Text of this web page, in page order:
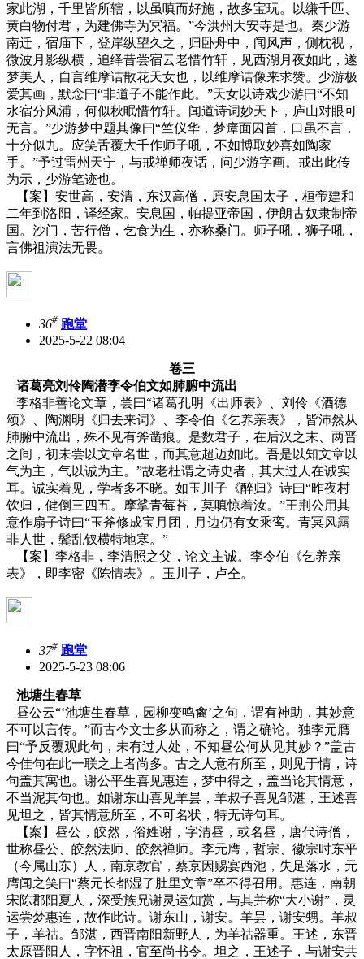
家此湖，千里皆所辖，以虽嗔而好施，故多宝玩。以缣千匹、
黄白物付君，为建佛寺为冥福。”今洪州大安寺是也。秦少游
南迁，宿庙下，登岸纵望久之，归卧舟中，闻风声，侧枕视，
微波月影纵横，追绎昔尝宿云老惜竹轩，见西湖月夜如此，遂
梦美人，自言维摩诘散花天女也，以维摩诘像来求赞。少游极
爱其画，默念曰“非道子不能作此。”天女以诗戏少游曰“不知
水宿分风浦，何似秋眠惜竹轩。闻道诗词妙天下，庐山对眼可
无言。”少游梦中题其像曰“竺仪华，梦瘴面囚首，口虽不言，
十分似九。应笑舌覆大千作师子吼，不如博取妙喜如陶家
手。”予过雷州天宁，与戒禅师夜话，问少游字画。戒出此传
为示，少游笔迹也。
【案】安世高，安清，东汉高僧，原安息国太子，桓帝建和
二年到洛阳，译经家。安息国，帕提亚帝国，伊朗古奴隶制帝
国。沙门，苦行僧，乞食为生，亦称桑门。师子吼，狮子吼，
言佛祖演法无畏。
36# 跑堂
2025-5-22 08:04
卷三
诸葛亮刘伶陶潜李令伯文如肺腑中流出
李格非善论文章，尝曰“诸葛孔明《出师表》、刘伶《酒德
颂》、陶渊明《归去来词》、李令伯《乞养亲表》，皆沛然从
肺腑中流出，殊不见有斧凿痕。是数君子，在后汉之末、两晋
之间，初未尝以文章名世，而其意超迈如此。吾是以知文章以
气为主，气以诚为主。”故老杜谓之诗史者，其大过人在诚实
耳。诚实着见，学者多不晓。如玉川子《醉归》诗曰“昨夜村
饮归，健倒三四五。摩挲青莓苔，莫嗔惊着汝。”王荆公用其
意作扇子诗曰“玉斧修成宝月团，月边仍有女乘鸾。青冥风露
非人世，鬓乱钗横特地寒。”
【案】李格非，李清照之父，论文主诚。李令伯《乞养亲
表》，即李密《陈情表》。玉川子，卢仝。
37# 跑堂
2025-5-23 08:06
池塘生春草
昼公云“‘池塘生春草，园柳变鸣禽’之句，谓有神助，其妙意
不可以言传。”而古今文士多从而称之，谓之确论。独李元膺
曰“予反覆观此句，未有过人处，不知昼公何从见其妙？”盖古
今佳句在此一联之上者尚多。古之人意有所至，则见于情，诗
句盖其寓也。谢公平生喜见惠连，梦中得之，盖当论其情意，
不当泥其句也。如谢东山喜见羊昙，羊叔子喜见邹湛，王述喜
见坦之，皆其情意所至，不可名状，特无诗句耳。
【案】昼公，皎然，俗姓谢，字清昼，或名昼，唐代诗僧，
世称昼公、皎然法师、皎然禅师。李元膺，哲宗、徽宗时东平
（今属山东）人，南京教官，蔡京因赐宴西池，失足落水，元
膺闻之笑曰“蔡元长都湿了肚里文章”卒不得召用。惠连，南朝
宋陈郡阳夏人，深受族兄谢灵运知赏，与其并称“大小谢”，灵
运尝梦惠连，故作此诗。谢东山，谢安。羊昙，谢安甥。羊叔
子，羊祜。邹湛，西晋南阳新野人，为羊祜器重。王述，东晋
太原晋阳人，字怀祖，官至尚书令。坦之，王述子，与谢安共